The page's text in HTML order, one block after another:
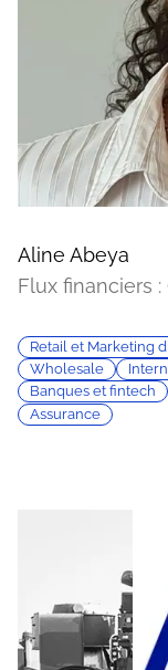
Aline Abeya
Flux financiers :
Retail et Marketing
Wholesale
Banques et fintech
Assurance